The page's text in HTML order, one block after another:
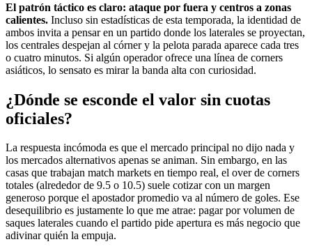
El patrón táctico es claro: ataque por fuera y centros a zonas
calientes. Incluso sin estadísticas de esta temporada, la identidad de
ambos invita a pensar en un partido donde los laterales se proyectan,
los centrales despejan al córner y la pelota parada aparece cada tres
o cuatro minutos. Si algún operador ofrece una línea de corners
asiáticos, lo sensato es mirar la banda alta con curiosidad.
¿Dónde se esconde el valor sin cuotas
oficiales?
La respuesta incómoda es que el mercado principal no dijo nada y
los mercados alternativos apenas se animan. Sin embargo, en las
casas que trabajan match markets en tiempo real, el over de corners
totales (alrededor de 9.5 o 10.5) suele cotizar con un margen
generoso porque el apostador promedio va al número de goles. Ese
desequilibrio es justamente lo que me atrae: pagar por volumen de
saques laterales cuando el partido pide apertura es más negocio que
adivinar quién la empuja.